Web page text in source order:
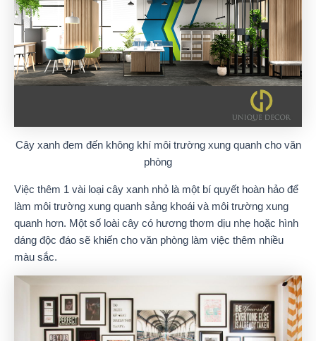
Cây xanh đem đến không khí môi trường xung quanh cho văn
phòng
Việc thêm 1 vài loại cây xanh nhỏ là một bí quyết hoàn hảo để
làm môi trường xung quanh sảng khoái và môi trường xung
quanh hơn. Một số loài cây có hương thơm dịu nhẹ hoặc hình
dáng độc đáo sẽ khiến cho văn phòng làm việc thêm nhiều
màu sắc.